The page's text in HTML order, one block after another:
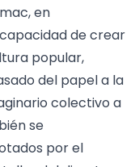
en
de crear
popular,
del papel a la
colectivo a
se
por el